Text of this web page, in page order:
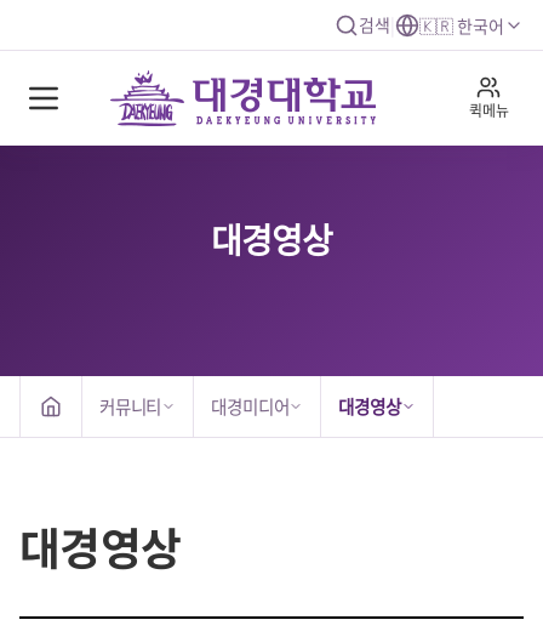
검색 🇰🇷 한국어
퀵메뉴
대경영상
커뮤니티 대경미디어 대경영상
대경영상